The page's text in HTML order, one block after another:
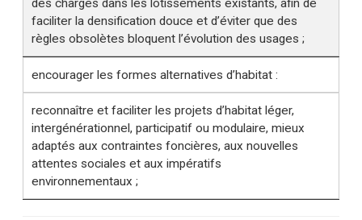
des charges dans les lotissements existants, afin de
faciliter la densification douce et d’éviter que des
règles obsolètes bloquent l’évolution des usages ;
encourager les formes alternatives d’habitat :
reconnaître et faciliter les projets d’habitat léger,
intergénérationnel, participatif ou modulaire, mieux
adaptés aux contraintes foncières, aux nouvelles
attentes sociales et aux impératifs
environnementaux ;